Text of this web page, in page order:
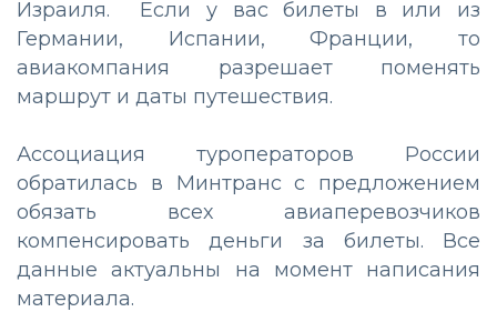
Израиля. Если у вас билеты в или из
Германии, Испании, Франции, то
авиакомпания разрешает поменять
маршрут и даты путешествия.
Ассоциация туроператоров России
обратилась в Минтранс с предложением
обязать всех авиаперевозчиков
компенсировать деньги за билеты. Все
данные актуальны на момент написания
материала.